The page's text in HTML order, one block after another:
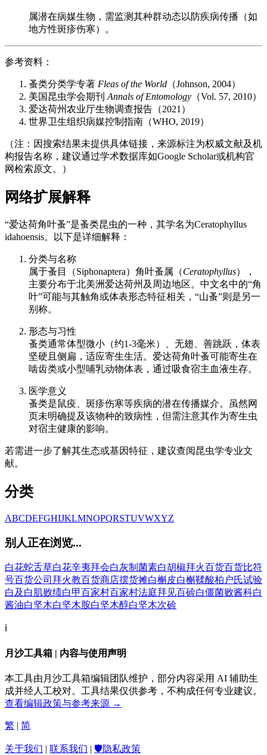
属潜在病媒生物，需监测其种群动态以防疾病传播（如
地方性斑疹伤寒）。
参考资料：
蚤类分类学专著 Fleas of the World （Johnson, 2004）
美国昆虫学会期刊 Annals of Entomology （Vol. 57, 2010）
爱达荷州农业厅生物调查报告（2021）
世界卫生组织病媒控制指南（WHO, 2019）
（注：因搜索结果未提供具体链接，来源标注为权威文献及机
构报告名称，建议通过学术数据库如Google Scholar或机构官
网检索原文。）
网络扩展解释
“爱达荷角叶蚤”是蚤类昆虫的一种，其学名为Ceratophyllus
idahoensis。以下是详细解释：
分类与名称
属于蚤目（Siphonaptera）角叶蚤属（Ceratophyllus），
主要分布于北美洲爱达荷州及周边地区。中文名中的“角
叶”可能与其触角或体表形态特征相关，“山蚤”则是另一
别称。
形态与习性
蚤类通常体型微小（约1-3毫米）、无翅、善跳跃，体表
坚硬且侧扁，适应寄生生活。爱达荷角叶蚤可能寄生在
啮齿类或小型哺乳动物体表，通过吸食宿主血液生存。
医学意义
蚤类是鼠疫、斑疹伤寒等疾病的潜在传播媒介。虽然网
页未明确提及该物种的致病性，但需注意其作为寄生虫
对宿主健康的影响。
若需进一步了解其生态或基因特征，建议查阅昆虫学专业文
献。
分类
ABCDEFGHIJKLMNOPQRSTUVWXYZ
别人正在浏览...
白花蛇舌草白花辛夷拜会白灰制菌素白胡椒拜火百货百货比符
号百货公司 拜火教百货商店摆货摊白槲皮白槲鞣酸柏户氏试验
白及 白肌败绩白甲百家村百家村法庭拜见百硷白僵菌败酱科白
酱油白坚木白坚木胺白坚木醇白坚木次硷
ℹ️
月沙工具箱 | 内容与使用声明
本工具由月沙工具箱编辑团队维护，部分内容采用 AI 辅助生
成并经人工校对。工具结果仅供参考，不构成任何专业建议。
查看编辑政策与参考来源 →
繁 | 简
关于我们 | 联系我们 | 🛡️隐私政策